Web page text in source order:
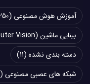
آموزش هوش مصنوعی (250)
بینایی ماشین (Computer Vision)
دسته بندی نشده (11)
شبکه های عصبی مصنوعی (Artificial Neural Networks - ANN)